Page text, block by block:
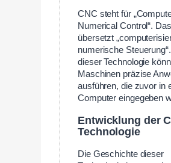
CNC steht für
Numerical Control“.
übersetzt
numerische
dieser Technologie
Maschinen präzise
ausführen, die zuvor in
Computer eingegeben
Entwicklung der
Technologie
Die Geschichte dieser